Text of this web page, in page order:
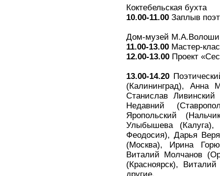
Коктебельская бухта
10.00-11.00 Заплыв
Дом-музей
11.00-13.00 Мастер-
12.00-13.00 Проект
13.00-14.20
(Калининград), Анна
Станислав
Недавний
Яропольский
Улыбышева (Калуга),
Феодосия), Дарья
(Москва), Ирина
Виталий Молчанов
(Красноярск),